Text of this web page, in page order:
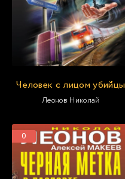
Человек с лицом убийцы
Леонов Николай
0